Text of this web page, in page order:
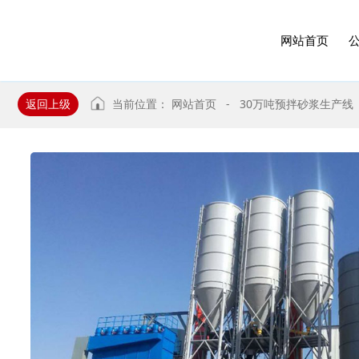
网站首页
返回上级 当前位置： 网站首页 - 30万吨预拌砂浆生产线